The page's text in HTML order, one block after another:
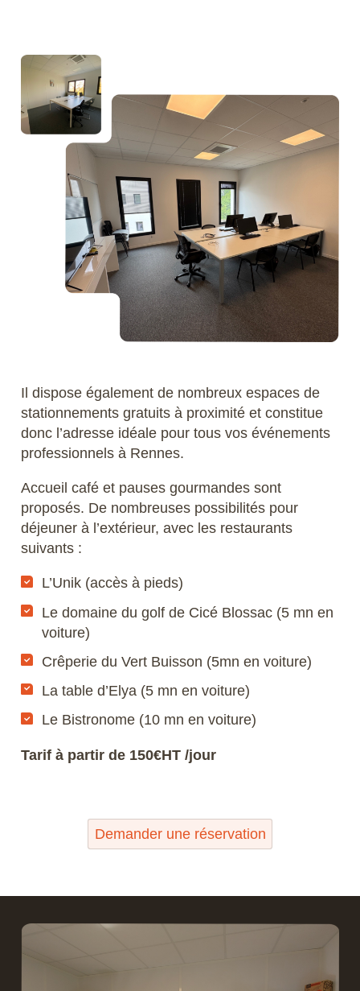
Il dispose également de nombreux espaces de
stationnements gratuits à proximité et constitue
donc l’adresse idéale pour tous vos événements
professionnels à Rennes.
Accueil café et pauses gourmandes sont
proposés. De nombreuses possibilités pour
déjeuner à l’extérieur, avec les restaurants
suivants :
L’Unik (accès à pieds)
Le domaine du golf de Cicé Blossac (5 mn en
voiture)
Crêperie du Vert Buisson (5mn en voiture)
La table d’Elya (5 mn en voiture)
Le Bistronome (10 mn en voiture)
Tarif à partir de 150€HT /jour
Demander une réservation